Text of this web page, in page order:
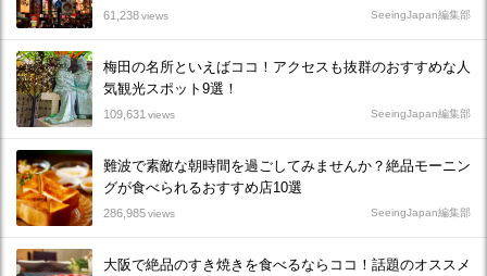
61,238views SeeingJapan編集部
梅田の名所といえばココ！アクセスも抜群のおすすめな人
気観光スポット9選！
109,631 views SeeingJapan編集部
難波で素敵な朝時間を過ごしてみませんか？絶品モーニン
グが食べられるおすすめ店10選
286,985views SeeingJapan編集部
大阪で絶品のすき焼きを食べるならココ！話題のオススメ